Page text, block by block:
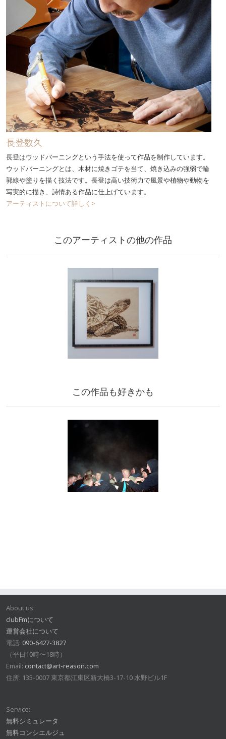
長登数久
長登はウッドバーニングという手法を使って作品を制作しています。
ウッドバーニングとは、木材に焼きゴテを当て、焼き込みの強弱で輪
郭線や塗りを描く技法です。長登は高い技術力で風景や植物や動物を
写実的に描き、詩情ある作品に仕上げています。
アーティストについて詳しく>
このアーティストの他の作品
この作品も好きかも
About us:
clubFmについて
運営会社について
電話: 090-6427-3827
（平日10時〜18時）
Email: contact@art-reason.com
住所: 135-0007 東京都江東区新大橋3-17-10 水野ビル1F
Service:
無料シミュレータ
無料コンシエルジュ